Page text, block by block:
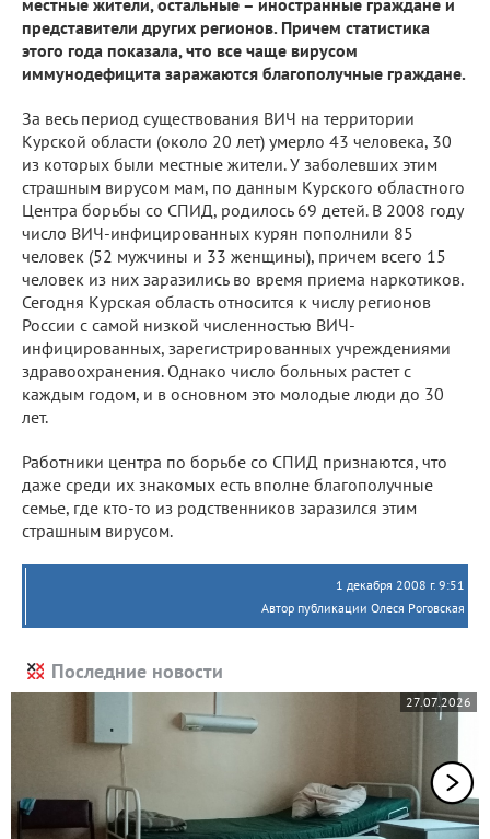
представители других регионов. Причем статистика
этого года показала, что все чаще вирусом
иммунодефицита заражаются благополучные граждане.
За весь период существования ВИЧ на территории
Курской области (около 20 лет) умерло 43 человека, 30
из которых были местные жители. У заболевших этим
страшным вирусом мам, по данным Курского областного
Центра борьбы со СПИД, родилось 69 детей. В 2008 году
число ВИЧ-инфицированных курян пополнили 85
человек (52 мужчины и 33 женщины), причем всего 15
человек из них заразились во время приема наркотиков.
Сегодня Курская область относится к числу регионов
России с самой низкой численностью ВИЧ-
инфицированных, зарегистрированных учреждениями
здравоохранения. Однако число больных растет с
каждым годом, и в основном это молодые люди до 30
лет.
Работники центра по борьбе со СПИД признаются, что
даже среди их знакомых есть вполне благополучные
семье, где кто-то из родственников заразился этим
страшным вирусом.
1 декабря 2008 г. 9:51
Автор публикации Олеся Роговская
Последние новости
27.07.2026